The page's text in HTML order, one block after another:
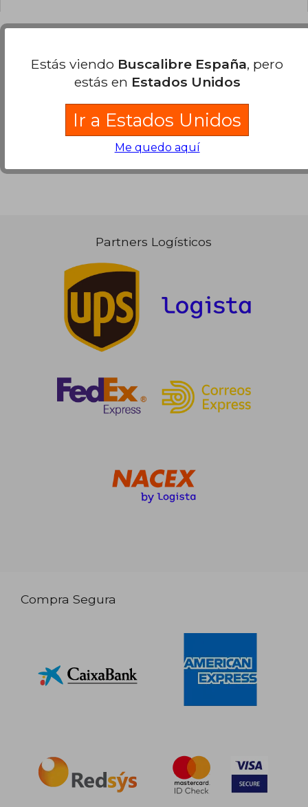
Opiniones sobre Buscalibre
Ver más opiniones de clientes
Partners Logísticos
Compra Segura
Estás viendo Buscalibre España, pero
estás en Estados Unidos
Ir a Estados Unidos
Me quedo aquí